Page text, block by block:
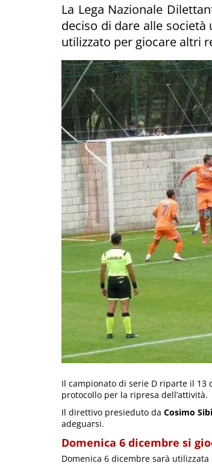
La Lega Nazionale
deciso di dare alle
utilizzato per giocare altri
Il campionato di serie D riparte il 13
protocollo per la ripresa dell’attività.
Il direttivo presieduto da Cosimo
adeguarsi.
Domenica 6 dicembre si
Domenica 6 dicembre sarà